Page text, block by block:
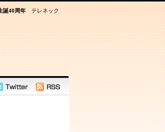
テレネック
誕40周年